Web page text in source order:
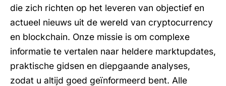
die zich richten op het leveren van objectief en
actueel nieuws uit de wereld van cryptocurrency
en blockchain. Onze missie is om complexe
informatie te vertalen naar heldere marktupdates,
praktische gidsen en diepgaande analyses,
zodat u altijd goed geïnformeerd bent. Alle